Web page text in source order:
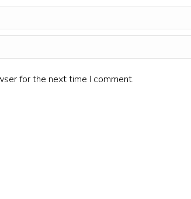
for the next time I comment.